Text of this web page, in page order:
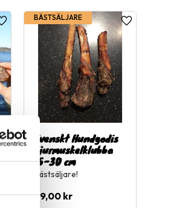
Lägg till i favoriter
Svenskt Hundgodis
Tjurmuskelklubba
15-30 cm
Bästsäljare!
69,00 kr
BÄSTSÄLJARE
Lägg till i